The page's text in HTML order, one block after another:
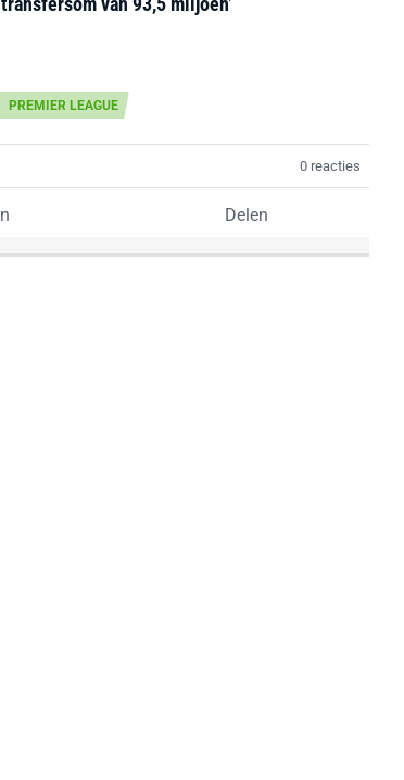
PREMIER LEAGUE
0 reacties
Delen